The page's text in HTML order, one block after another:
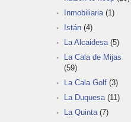
Inmobiliaria(1)
Istán (4)
La Alcaidesa(5)
La Cala de Mijas
(59)
La Cala Golf (3)
La Duquesa(11)
La Quinta(7)